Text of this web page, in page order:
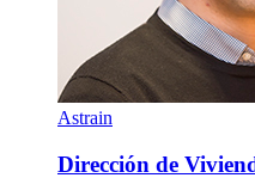
Astrain
Dirección de